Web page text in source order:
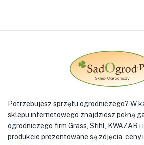
Potrzebujesz sprzętu ogrodniczego? W
sklepu internetowego znajdziesz pełną
ogrodniczego firm Grass, Stihl, KWAZAR i
produkcie prezentowane są zdjęcia, ceny